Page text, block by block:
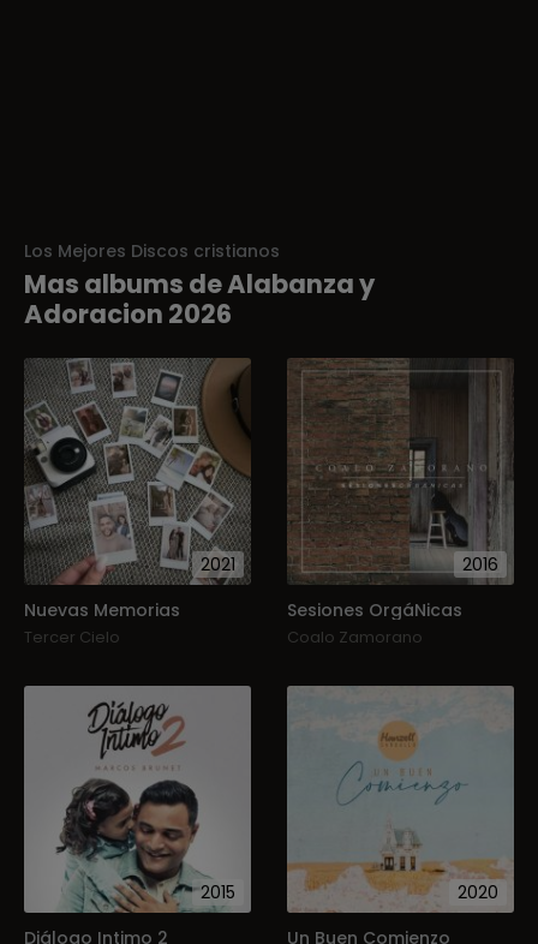
Los Mejores Discos cristianos
Mas albums de Alabanza y
Adoracion 2026
2021
Nuevas Memorias
Tercer Cielo
2016
Sesiones OrgáNicas
Coalo Zamorano
2015
Diálogo Intimo 2
2020
Un Buen Comienzo